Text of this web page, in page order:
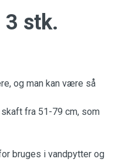
3 stk.
og man kan være så
fra 51-79 cm, som
bruges i vandpytter og